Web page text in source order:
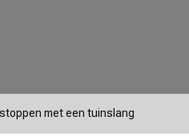
met een tuinslang